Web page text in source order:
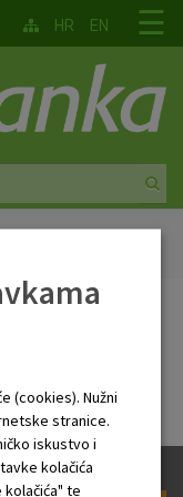
☰
HR EN
(cookies). Nužni
stranice.
iskustvo i
kolačića
te